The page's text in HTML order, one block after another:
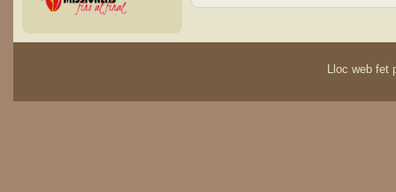
Lloc web fet